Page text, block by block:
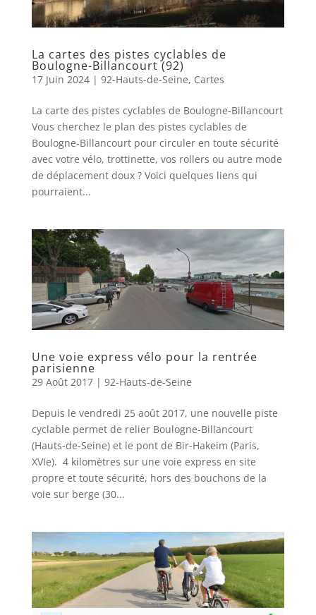
La cartes des pistes cyclables de
Boulogne-Billancourt (92)
17 Juin 2024| 92-Hauts-de-Seine, Cartes
La carte des pistes cyclables de Boulogne-Billancourt
Vous cherchez le plan des pistes cyclables de
Boulogne-Billancourt pour circuler en toute sécurité
avec votre vélo, trottinette, vos rollers ou autre mode
de déplacement doux ? Voici quelques liens qui
pourraient...
Une voie express vélo pour la rentrée
parisienne
29 Août 2017| 92-Hauts-de-Seine
Depuis le vendredi 25 août 2017, une nouvelle piste
cyclable permet de relier Boulogne-Billancourt
(Hauts-de-Seine) et le pont de Bir-Hakeim (Paris,
XVIe). 4 kilomètres sur une voie express en site
propre et toute sécurité, hors des bouchons de la
voie sur berge (30...